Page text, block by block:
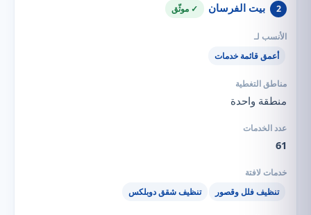
2 بيت الفرسان ✓ موثّق
أعمق قائمة خدمات
منطقة واحدة
61
تنظيف فلل وقصور تنظيف شقق دوبلكس